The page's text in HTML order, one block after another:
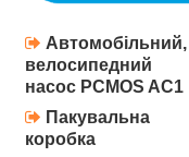
Автомобільний,
велосипедний
насос PCMOS AC1
Пакувальна
коробка